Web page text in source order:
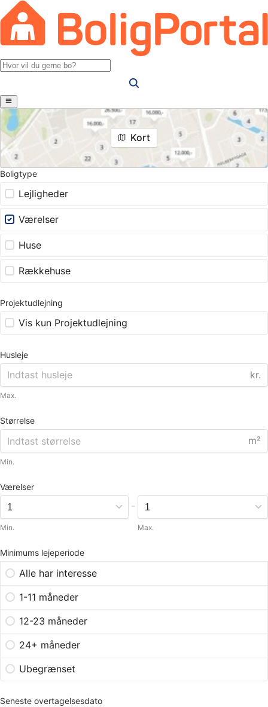
Kort
Boligtype
Lejligheder
Værelser
Huse
Rækkehuse
Projektudlejning
Vis kun Projektudlejning
Husleje
kr.
Max.
Størrelse
m²
Min.
Værelser
Min.
-
Max.
Minimums lejeperiode
Alle har interesse
1-11 måneder
12-23 måneder
24+ måneder
Ubegrænset
Seneste overtagelsesdato